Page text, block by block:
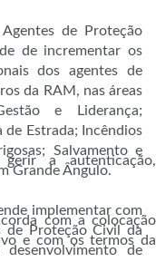
de Proteção
de incrementar os
dos agentes de
da RAM, nas áreas
e Liderança;
de Estrada; Incêndios
Salvamento e
Grande Ângulo.
implementar com
de Proteção Civil da
desenvolvimento de
a autenticação,
com a colocação
e com os termos da